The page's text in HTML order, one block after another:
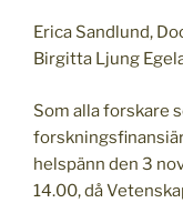
Erica Sandlund,
Birgitta Ljung
Som alla forskare
helspänn den 3
14.00, då